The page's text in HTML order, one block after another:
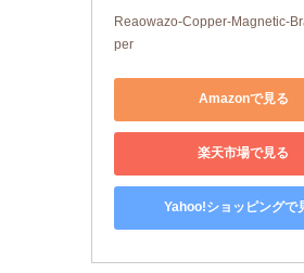
Reaowazo-Copper-Magnetic-
per
Amazonで見る
楽天市場で見る
Yahoo!ショッピングで